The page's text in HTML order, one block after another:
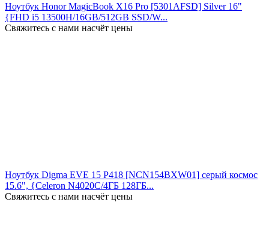
Ноутбук Honor MagicBook X16 Pro [5301AFSD] Silver 16"
{FHD i5 13500H/16GB/512GB SSD/W...
Свяжитесь с нами насчёт цены
Ноутбук Digma EVE 15 P418 [NCN154BXW01] серый космос
15.6", {Celeron N4020C/4ГБ 128ГБ...
Свяжитесь с нами насчёт цены